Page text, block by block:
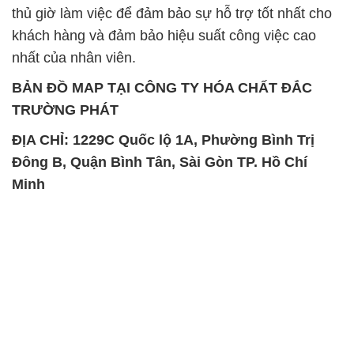
thủ giờ làm việc để đảm bảo sự hỗ trợ tốt nhất cho
khách hàng và đảm bảo hiệu suất công việc cao
nhất của nhân viên.
BẢN ĐỒ MAP TẠI CÔNG TY HÓA CHẤT ĐẮC
TRƯỜNG PHÁT
ĐỊA CHỈ: 1229C Quốc lộ 1A, Phường Bình Trị
Đông B, Quận Bình Tân, Sài Gòn TP. Hồ Chí
Minh